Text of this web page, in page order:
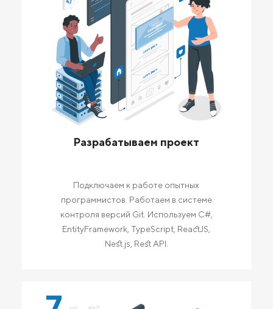
Разрабатываем проект
Подключаем к работе опытных
программистов. Работаем в системе
контроля версий Git. Используем C#,
EntityFramework, TypeScript, ReactJS,
Nest.js, Rest API.